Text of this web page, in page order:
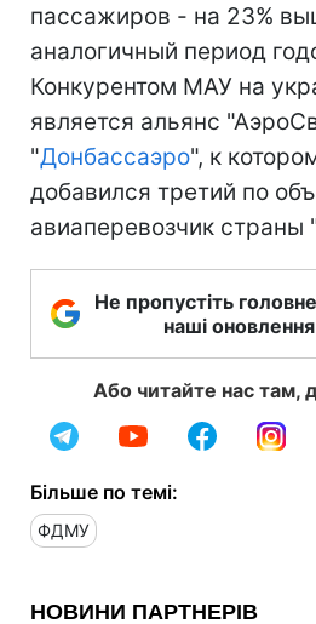
пассажиров - на 23%
аналогичный период
Конкурентом МАУ на
является альянс
"Донбассаэро", к
добавился третий по
авиаперевозчик страны
Не пропустіть
наші
Або читайте нас там,
Більше по темі:
ФДМУ